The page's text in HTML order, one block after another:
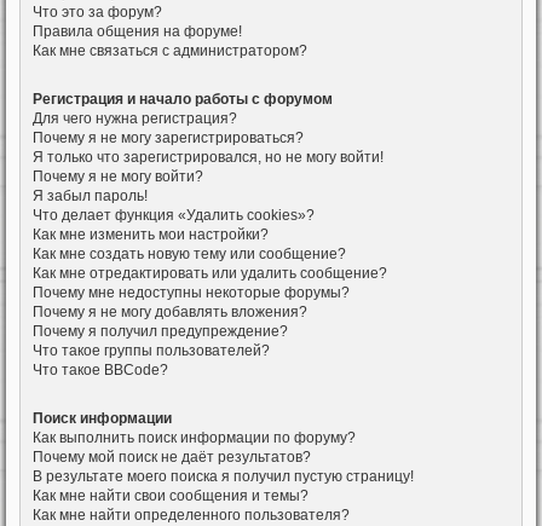
Что это за форум?
Правила общения на форуме!
Как мне связаться с администратором?
Регистрация и начало работы с форумом
Для чего нужна регистрация?
Почему я не могу зарегистрироваться?
Я только что зарегистрировался, но не могу войти!
Почему я не могу войти?
Я забыл пароль!
Что делает функция «Удалить cookies»?
Как мне изменить мои настройки?
Как мне создать новую тему или сообщение?
Как мне отредактировать или удалить сообщение?
Почему мне недоступны некоторые форумы?
Почему я не могу добавлять вложения?
Почему я получил предупреждение?
Что такое группы пользователей?
Что такое BBCode?
Поиск информации
Как выполнить поиск информации по форуму?
Почему мой поиск не даёт результатов?
В результате моего поиска я получил пустую страницу!
Как мне найти свои сообщения и темы?
Как мне найти определенного пользователя?